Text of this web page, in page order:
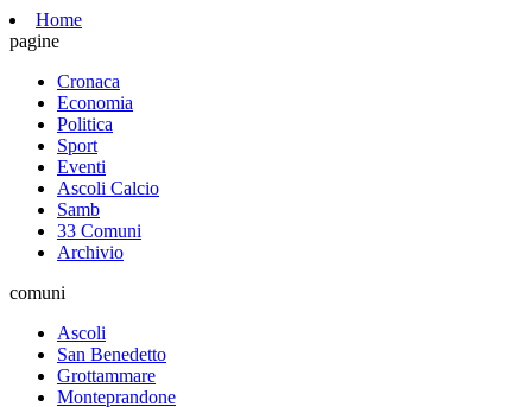
Home
pagine
Cronaca
Economia
Politica
Sport
Eventi
Ascoli Calcio
Samb
33 Comuni
Archivio
comuni
Ascoli
San Benedetto
Grottammare
Monteprandone